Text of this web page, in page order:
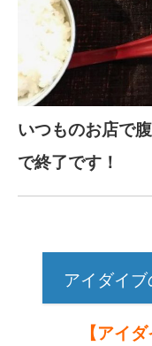
いつものお店で
で終了です！
アイダイ
【アイ